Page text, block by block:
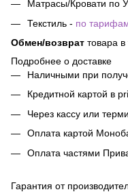
Матрасы/Кровати по
Текстиль - по
Обмен/возврат товара
Подробнее о доставке
Наличными при
Кредитной картой в
Через кассу или
Оплата картой
Оплата частями
Гарантия от